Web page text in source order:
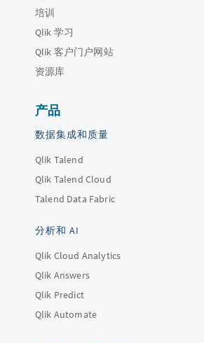
培训
Qlik 学习
Qlik 客户门户网站
资源库
产品
数据集成和质量
Qlik Talend
Qlik Talend Cloud
Talend Data Fabric
分析和 AI
Qlik Cloud Analytics
Qlik Answers
Qlik Predict
Qlik Automate